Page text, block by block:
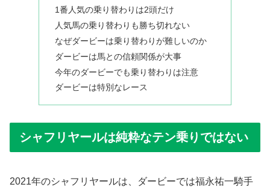
1番人気の乗り替わりは2頭だけ
人気馬の乗り替わりも勝ち切れない
なぜダービーは乗り替わりが難しいのか
ダービーは馬との信頼関係が大事
今年のダービーでも乗り替わりは注意
ダービーは特別なレース
シャフリヤールは純粋なテン乗りではない
2021年のシャフリヤールは、ダービーでは福永祐一騎手